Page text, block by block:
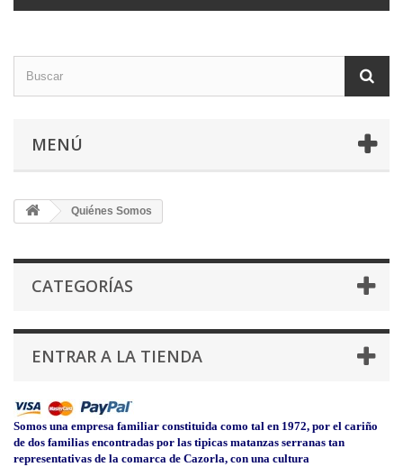
MENÚ
Quiénes Somos
CATEGORÍAS
ENTRAR A LA TIENDA
Somos una empresa familiar constituida como tal en 1972, por el cariño
de dos familias encontradas por las tipicas matanzas serranas tan
representativas de la comarca de Cazorla, con una cultura